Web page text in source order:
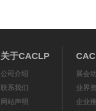
关于CACLP
公司介绍
联系我们
网站声明
展会
业界
企业